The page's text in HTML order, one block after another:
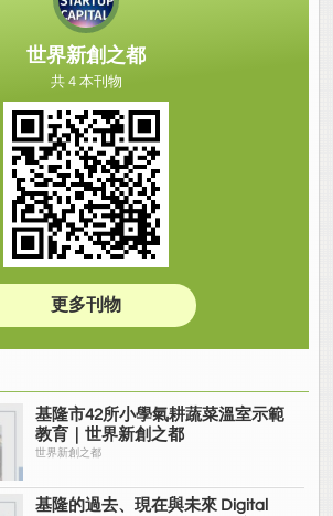
世界新創之都
共 4 本刊物
更多刊物
基隆市42所小學氣耕蔬菜溫室示範
教育｜世界新創之都
世界新創之都
基隆的過去、現在與未來 Digital